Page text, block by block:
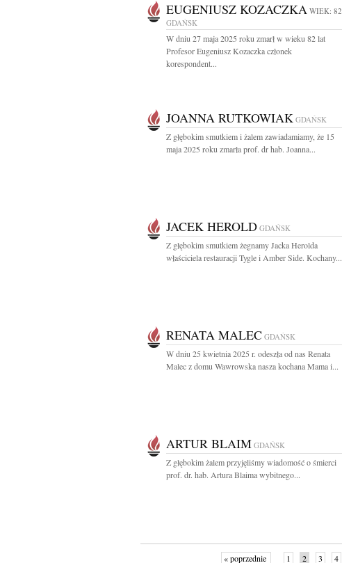
EUGENIUSZ KOZACZKA WIEK: 82
GDAŃSK
W dniu 27 maja 2025 roku zmarł w wieku 82 lat
Profesor Eugeniusz Kozaczka członek
korespondent...
JOANNA RUTKOWIAK GDAŃSK
Z głębokim smutkiem i żalem zawiadamiamy, że 15
maja 2025 roku zmarła prof. dr hab. Joanna...
JACEK HEROLD GDAŃSK
Z głębokim smutkiem żegnamy Jacka Herolda
właściciela restauracji Tygle i Amber Side. Kochany...
RENATA MALEC GDAŃSK
W dniu 25 kwietnia 2025 r. odeszła od nas Renata
Malec z domu Wawrowska nasza kochana Mama i...
ARTUR BLAIM GDAŃSK
Z głębokim żalem przyjęliśmy wiadomość o śmierci
prof. dr. hab. Artura Blaima wybitnego...
« poprzednie 1 2 3 4